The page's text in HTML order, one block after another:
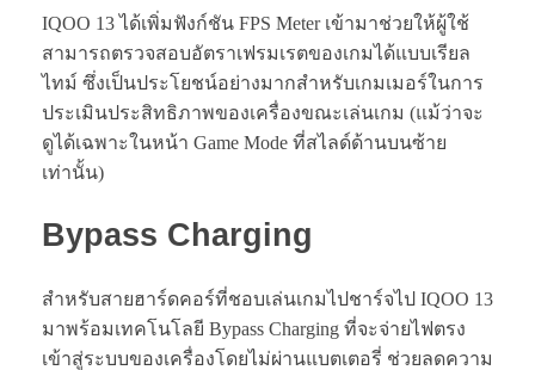
IQOO 13 ได้เพิ่มฟังก์ชัน FPS Meter เข้ามาช่วยให้ผู้ใช้
สามารถตรวจสอบอัตราเฟรมเรตของเกมได้แบบเรียล
ไทม์ ซึ่งเป็นประโยชน์อย่างมากสำหรับเกมเมอร์ในการ
ประเมินประสิทธิภาพของเครื่องขณะเล่นเกม (แม้ว่าจะ
ดูได้เฉพาะในหน้า Game Mode ที่สไลด์ด้านบนซ้าย
เท่านั้น)
Bypass Charging
สำหรับสายฮาร์ดคอร์ที่ชอบเล่นเกมไปชาร์จไป IQOO 13
มาพร้อมเทคโนโลยี Bypass Charging ที่จะจ่ายไฟตรง
เข้าสู่ระบบของเครื่องโดยไม่ผ่านแบตเตอรี่ ช่วยลดความ